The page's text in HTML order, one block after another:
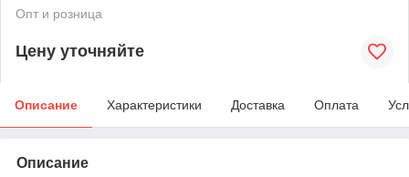
Опт и розница
Цену уточняйте
Описание Характеристики Доставка Оплата
Описание